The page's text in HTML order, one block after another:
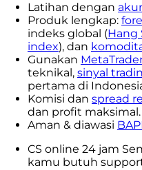
Latihan dengan
Produk lengkap:
indeks global (Hang
index), dan
Gunakan
teknikal, sinyal
pertama di
Komisi dan spread
dan profit maksimal.
Aman & diawasi
CS online 24 jam
kamu butuh